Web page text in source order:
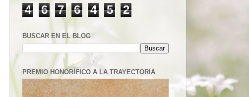
4 6 7 6 4 5 2
BUSCAR EN EL BLOG
PREMIO HONORÍFICO A LA TRAYECTORIA